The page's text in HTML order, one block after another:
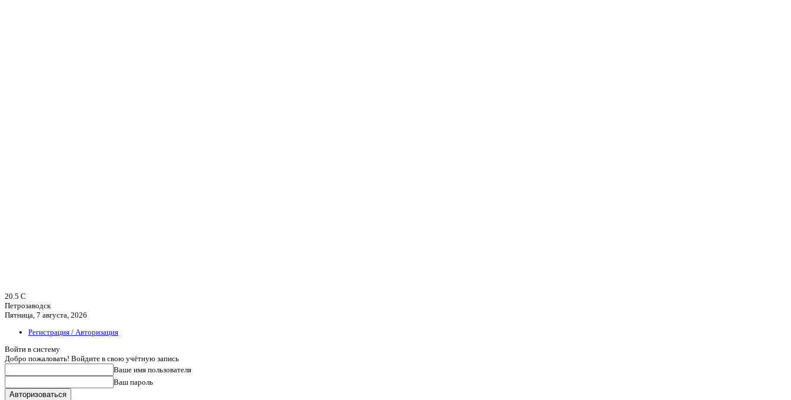
20.5 C
Петрозаводск
Пятница, 7 августа, 2026
Регистрация / Авторизация
Войти в систему
Добро пожаловать! Войдите в свою учётную запись
Ваше имя пользователя
Ваш пароль